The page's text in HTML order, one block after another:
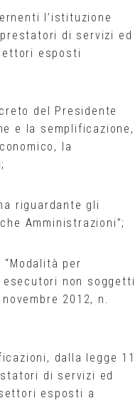
l’istituzione
di servizi ed
esposti
del Presidente
e la semplificazione,
la
riguardante gli
Amministrazioni”;
per
non soggetti
2012, n.
dalla legge 11
di servizi ed
esposti a